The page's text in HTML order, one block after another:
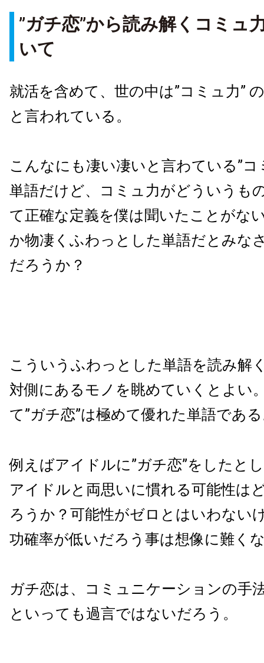
”ガチ恋”から読み解くコミュ
いて
就活を含めて、世の中は”コミュ力”
と言われている。
こんなにも凄い凄いと言わている”コ
単語だけど、コミュ力がどういうも
て正確な定義を僕は聞いたことがな
か物凄くふわっとした単語だとみな
だろうか？
こういうふわっとした単語を読み解
対側にあるモノを眺めていくとよい
て”ガチ恋”は極めて優れた単語であ
例えばアイドルに”ガチ恋”をしたと
アイドルと両思いに慣れる可能性は
ろうか？可能性がゼロとはいわない
功確率が低いだろう事は想像に難く
ガチ恋は、コミュニケーションの手
といっても過言ではないだろう。